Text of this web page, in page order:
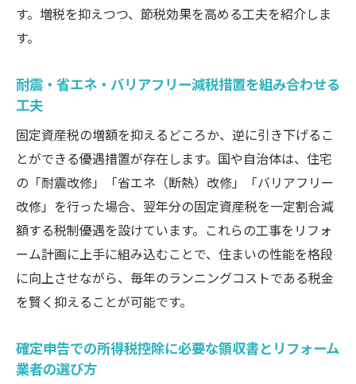
す。増税を抑えつつ、節税効果を高める工夫を紹介しま
す。
耐震・省エネ・バリアフリー減税措置を組み合わせる
工夫
固定資産税の増額を抑えるどころか、逆に引き下げるこ
とができる優遇措置が存在します。国や自治体は、住宅
の「耐震改修」「省エネ（断熱）改修」「バリアフリー
改修」を行った場合、翌年分の固定資産税を一定割合減
額する税制優遇を設けています。これらの工事をリフォ
ーム計画に上手に組み込むことで、住まいの性能を格段
に向上させながら、毎年のランニングコストである税金
を賢く抑えることが可能です。
確定申告での所得税控除に必要な領収書とリフォーム
業者の選び方